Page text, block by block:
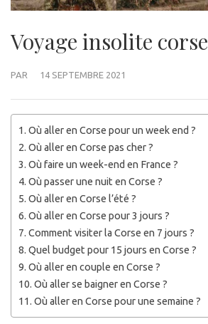
Voyage insolite corse
PAR 14 SEPTEMBRE 2021
Où aller en Corse pour un week end ?
Où aller en Corse pas cher ?
Où faire un week-end en France ?
Où passer une nuit en Corse ?
Où aller en Corse l’été ?
Où aller en Corse pour 3 jours ?
Comment visiter la Corse en 7 jours ?
Quel budget pour 15 jours en Corse ?
Où aller en couple en Corse ?
Où aller se baigner en Corse ?
Où aller en Corse pour une semaine ?